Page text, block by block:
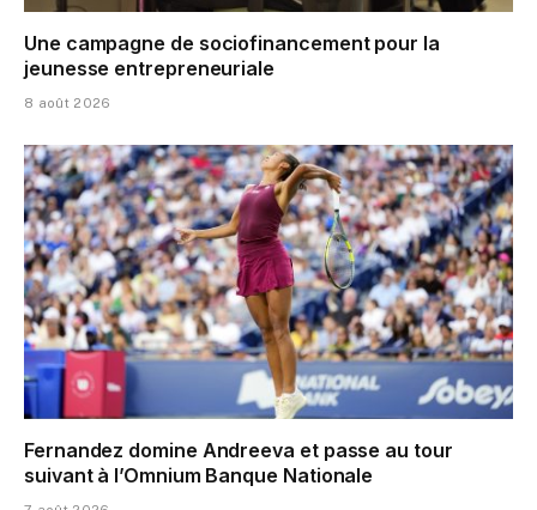
Une campagne de sociofinancement pour la
jeunesse entrepreneuriale
8 août 2026
Fernandez domine Andreeva et passe au tour
suivant à l’Omnium Banque Nationale